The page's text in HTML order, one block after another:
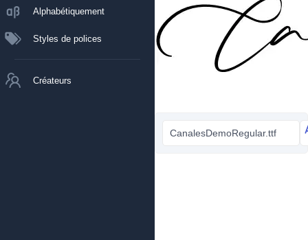
Alphabétiquement
Styles de polices
Créateurs
CanalesDemoRegular.ttf